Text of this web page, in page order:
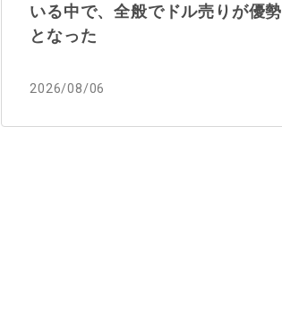
いる中で、全般でドル売りが優勢
となった
2026/08/06